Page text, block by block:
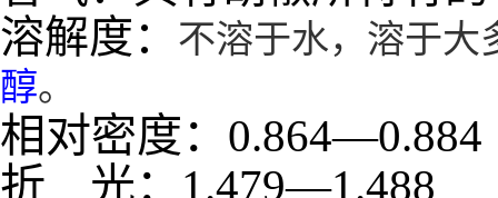
溶解度：
不溶于水，溶于大
醇。
相对密度： 0.864—
折
光： 1.479—